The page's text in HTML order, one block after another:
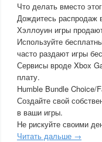
Что делать вместо
Дождитесь распродаж
Хэллоуин игры
Используйте
часто раздают игры
Сервисы вроде Xbox
плату.
Humble Bundle Choice/
Создайте свой
в ваши игры.
Не рискуйте своими
Читать дальше →